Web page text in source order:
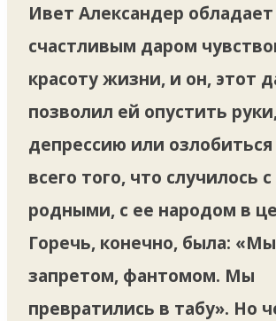
Ивет Александер обладает
счастливым даром
красоту жизни, и он, этот
позволил ей опустить
депрессию или озлобиться
всего того, что случилось
родными, с ее народом в
Горечь, конечно, была:
запретом, фантомом. Мы
превратились в табу». Но